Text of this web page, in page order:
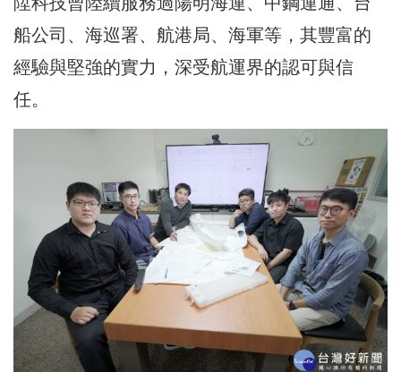
船公司、海巡署、航港局、海軍等，其豐富的
經驗與堅強的實力，深受航運界的認可與信
任。